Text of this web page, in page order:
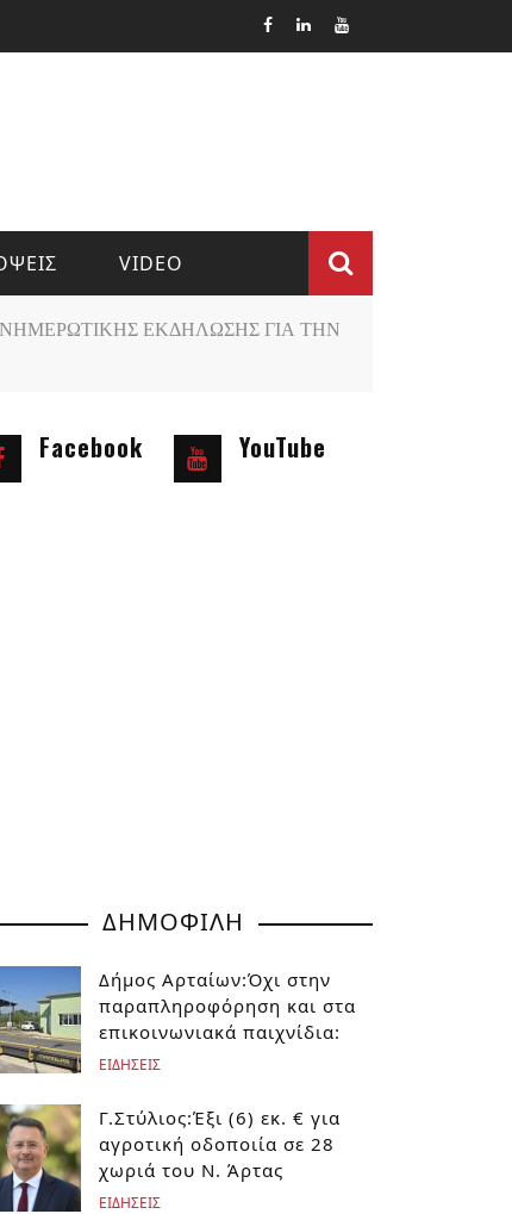
VIDEO
ΕΚΔΗΛΩΣΗΣ ΓΙΑ ΤΗΝ
Facebook YouTube
ΔΗΜΟΦΙΛΗ
Δήμος Αρταίων:Όχι στην
παραπληροφόρηση και στα
επικοινωνιακά παιχνίδια:
ΕΙΔΗΣΕΙΣ
Γ.Στύλιος:Έξι (6) εκ. € για
αγροτική οδοποιία σε 28
χωριά του Ν. Άρτας
ΕΙΔΗΣΕΙΣ